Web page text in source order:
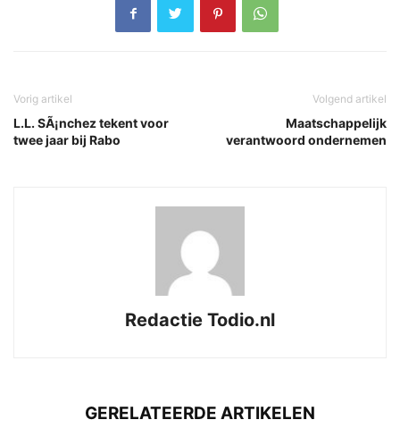
Vorig artikel
L.L. SÃ¡nchez tekent voor
twee jaar bij Rabo
Volgend artikel
Maatschappelijk
verantwoord ondernemen
Redactie Todio.nl
GERELATEERDE ARTIKELEN